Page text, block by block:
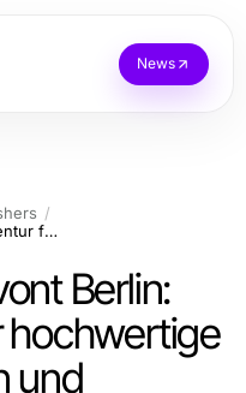
News
SEO Agentur Vivont Berlin: SEO Agentur für hochwertige Backlinks kaufen und Nutzersignal-Optimierung
Berlin:
hochwertige
und